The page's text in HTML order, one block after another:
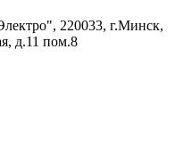
220033, г.Минск,
д.11 пом.8